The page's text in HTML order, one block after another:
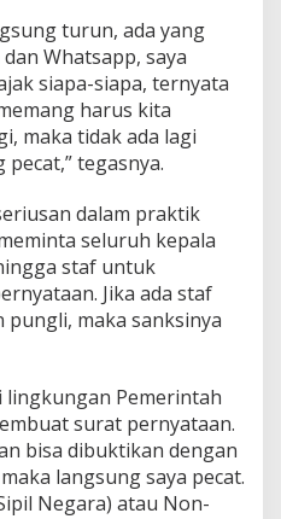
turun, ada yang
Whatsapp, saya
siapa-siapa, ternyata
harus kita
maka tidak ada lagi
tegasnya.
dalam praktik
seluruh kepala
staf untuk
Jika ada staf
maka sanksinya
lingkungan Pemerintah
surat pernyataan.
bisa dibuktikan dengan
langsung saya pecat.
Negara) atau Non-